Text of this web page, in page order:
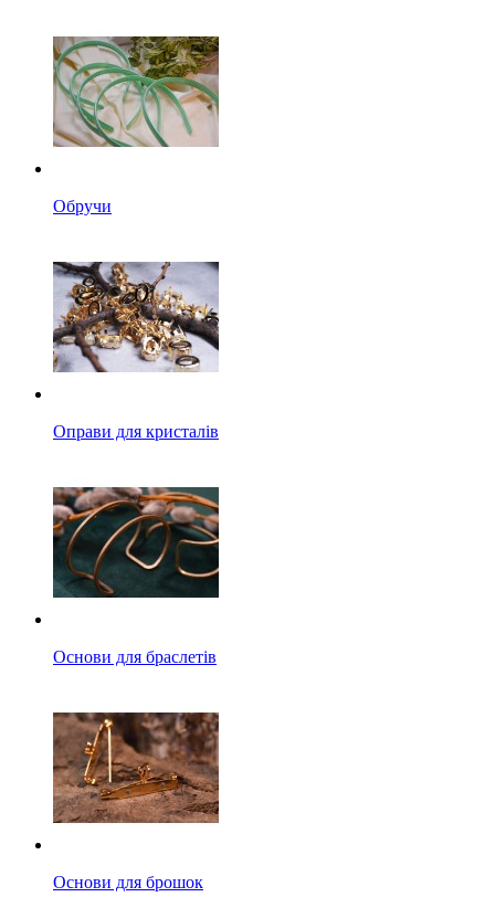
Обручи
Оправи для кристалів
Основи для браслетів
Основи для брошок